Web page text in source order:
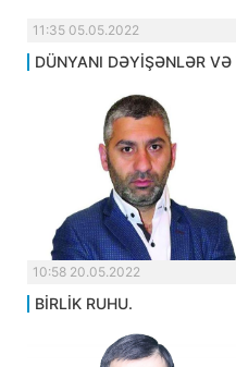
11:35 05.05.2022
DÜNYANI DƏYİŞƏNLƏR
10:58 20.05.2022
BİRLİK RUHU.